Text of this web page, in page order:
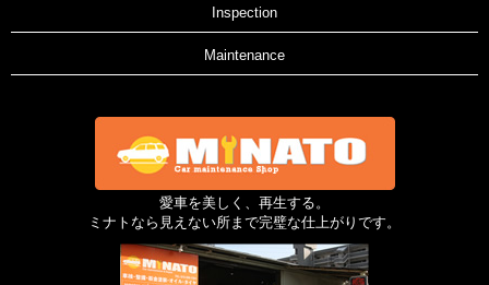
Inspection
Maintenance
愛車を美しく、再生する。
ミナトなら見えない所まで完璧な仕上がりです。